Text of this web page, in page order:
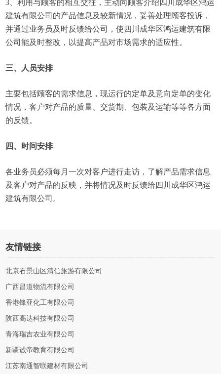
3、利用与顾客的相互交往，主动向顾客介绍四川成华区鸿运
建筑有限公司的产品信息及较新情况，妥善处理顾客投诉，
并通过业务员及时反馈给公司，使四川成华区鸿运建筑有限
公司能及时整改，以提高产品对市场需求的适应性。
三、人员安排
主要包括顾客的需求信息，现运行的定单及意向定单的变化
情况，客户对产品的质量、交货期、包装及运输等等各方面
的反馈。
四、时间安排
各业务员必须每月一次对客户进行走访，了解产品需求信息
及客户对产品的反映，并将情况及时反馈给四川成华区鸿运
建筑有限公司。
友情链接
北京石景山区清信旅游有限公司
广西昌道物流有限公司
香港锋亚化工有限公司
陕西高达科技有限公司
青海瑞吉农业有限公司
新疆诚帝教育有限公司
江苏南通智联建材有限公司